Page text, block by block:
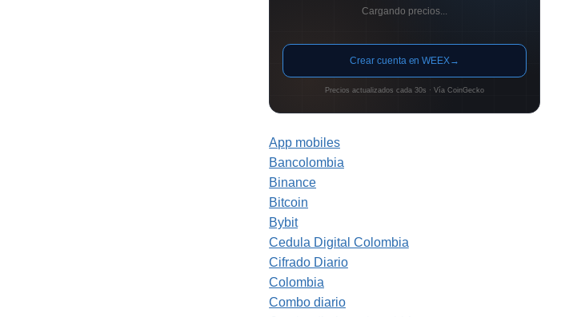
Cargando precios...
Crear cuenta en WEEX→
Precios actualizados cada 30s · Vía CoinGecko
App mobiles
Bancolombia
Binance
Bitcoin
Bybit
Cedula Digital Colombia
Cifrado Diario
Colombia
Combo diario